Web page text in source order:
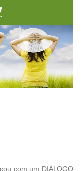
com um DIÁLOGO